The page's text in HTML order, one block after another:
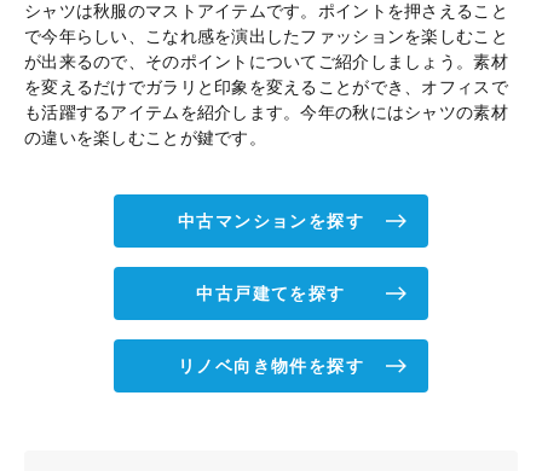
シャツは秋服のマストアイテムです。ポイントを押さえること
で今年らしい、こなれ感を演出したファッションを楽しむこと
が出来るので、そのポイントについてご紹介しましょう。素材
を変えるだけでガラリと印象を変えることができ、オフィスで
も活躍するアイテムを紹介します。今年の秋にはシャツの素材
の違いを楽しむことが鍵です。
中古マンションを探す
中古戸建てを探す
リノベ向き物件を探す